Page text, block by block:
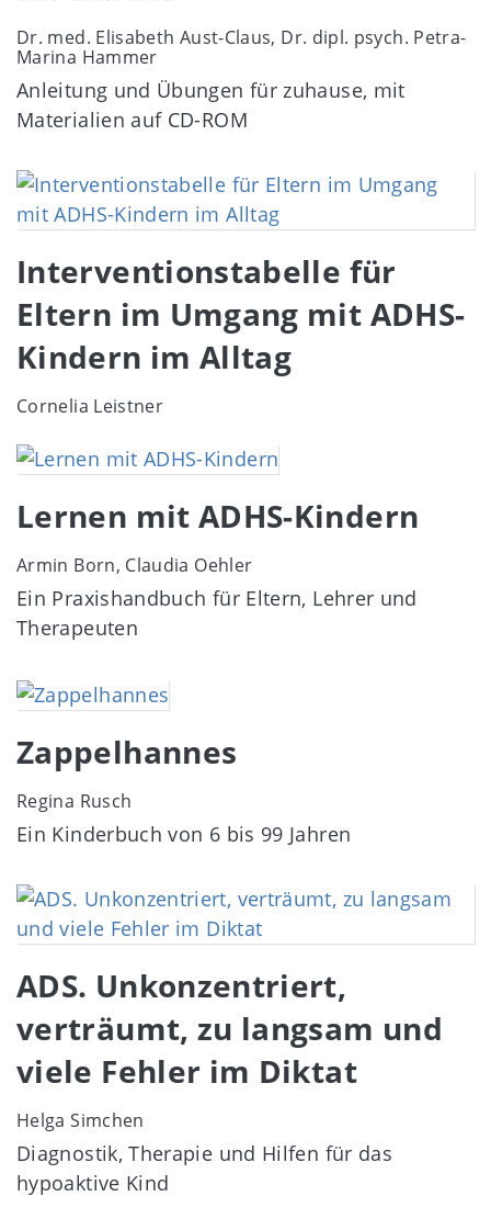
Dr. med. Elisabeth Aust-Claus, Dr. dipl. psych. Petra-
Marina Hammer
Anleitung und Übungen für zuhause, mit
Materialien auf CD-ROM
Image
Interventionstabelle für
Eltern im Umgang mit ADHS-
Kindern im Alltag
Cornelia Leistner
Image
Lernen mit ADHS-Kindern
Armin Born, Claudia Oehler
Ein Praxishandbuch für Eltern, Lehrer und
Therapeuten
Image
Zappelhannes
Regina Rusch
Ein Kinderbuch von 6 bis 99 Jahren
Image
ADS. Unkonzentriert,
verträumt, zu langsam und
viele Fehler im Diktat
Helga Simchen
Diagnostik, Therapie und Hilfen für das
hypoaktive Kind